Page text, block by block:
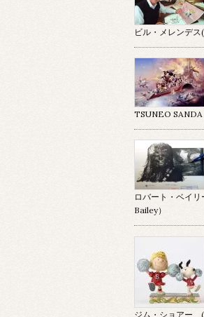
ビル・メレンデ
TSUNEO SANDA
ロバート・ベイ
Bailey）
ジム・ショアー